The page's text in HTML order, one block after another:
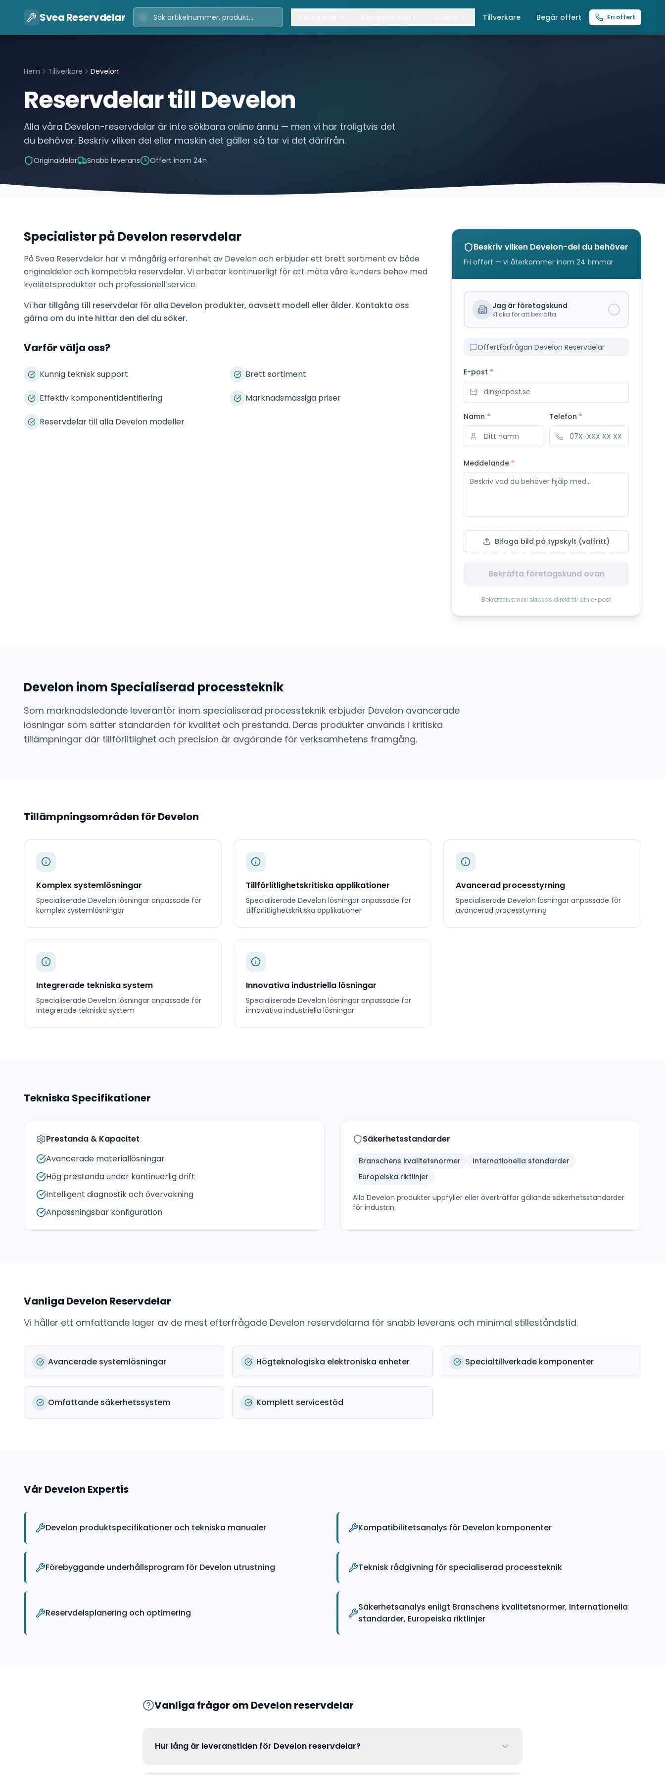
Svea Reservdelar
Truckar
Tillverkare Begär offert Fri offert
Hem Tillverkare Develon
Reservdelar tillDevelon
Alla våra Develon-reservdelar är inte sökbara online ännu — men vi har troligtvis det
du behöver. Beskriv vilken del eller maskin det gäller så tar vi det därifrån.
Originaldelar Snabb leverans Offert inom 24h
Specialister på Develon reservdelar
På Svea Reservdelar har vi mångårig erfarenhet av Develonoch erbjuder ett brett sortiment av både
originaldelar och kompatibla reservdelar. Vi arbetar kontinuerligt för att möta våra kunders behov med
kvalitetsprodukter och professionell service.
Vi har tillgång till reservdelar för alla Develon produkter, oavsett modell eller ålder. Kontakta oss
gärna om du inte hittar den del du söker.
Varför välja oss?
Kunnig teknisk support Brett sortiment
Effektiv komponentidentifiering Marknadsmässiga priser
Reservdelar till alla Develon modeller
Beskriv vilken Develon-del du behöver
Fri offert — vi återkommer inom 24 timmar
Jag är företagskund
Klicka för att bekräfta
Offertförfrågan Develon Reservdelar
E-post *
Namn * Telefon *
Meddelande *
Bifoga bild på typskylt (valfritt)
Bekräfta företagskund ovan
Bekräftelsemail skickas direkt till din e-post
Develon inom Specialiserad processteknik
Som marknadsledande leverantör inom specialiserad processteknik erbjuder Develon avancerade
lösningar som sätter standarden för kvalitet och prestanda. Deras produkter används i kritiska
tillämpningar där tillförlitlighet och precision är avgörande för verksamhetens framgång.
Tillämpningsområden för Develon
Komplex systemlösningar
Specialiserade Develon lösningar anpassade för
komplex systemlösningar
Tillförlitlighetskritiska applikationer
Specialiserade Develon lösningar anpassade för
tillförlitlighetskritiska applikationer
Avancerad processtyrning
Specialiserade Develon lösningar anpassade för
avancerad processtyrning
Integrerade tekniska system
Specialiserade Develon lösningar anpassade för
integrerade tekniska system
Innovativa industriella lösningar
Specialiserade Develon lösningar anpassade för
innovativa industriella lösningar
Tekniska Specifikationer
Prestanda & Kapacitet
Avancerade materiallösningar
Hög prestanda under kontinuerlig drift
Intelligent diagnostik och övervakning
Anpassningsbar konfiguration
Säkerhetsstandarder
Branschens kvalitetsnormer
Internationella standarder
Europeiska riktlinjer
Alla Develon produkter uppfyller eller överträffar gällande säkerhetsstandarder
för industrin.
Vanliga Develon Reservdelar
Vi håller ett omfattande lager av de mest efterfrågade Develon reservdelarna för snabb leverans och minimal stilleståndstid.
Avancerade systemlösningar Högteknologiska elektroniska enheter Specialtillverkade komponenter
Omfattande säkerhetssystem Komplett servicestöd
Vår Develon Expertis
Develon produktspecifikationer och tekniska manualer Kompatibilitetsanalys för Develon komponenter
Förebyggande underhållsprogram för Develon utrustning Teknisk rådgivning för specialiserad processteknik
Reservdelsplanering och optimering
Säkerhetsanalys enligt Branschens kvalitetsnormer, Internationella
standarder, Europeiska riktlinjer
Vanliga frågor om Develon reservdelar
Hur lång är leveranstiden för Develon reservdelar?